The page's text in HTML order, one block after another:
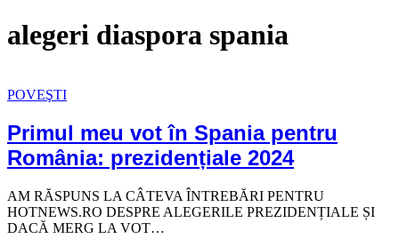
alegeri diaspora spania
POVEŞTI
Primul meu vot în Spania pentru
România: prezidențiale 2024
AM RĂSPUNS LA CÂTEVA ÎNTREBĂRI PENTRU
HOTNEWS.RO DESPRE ALEGERILE PREZIDENȚIALE ȘI
DACĂ MERG LA VOT…